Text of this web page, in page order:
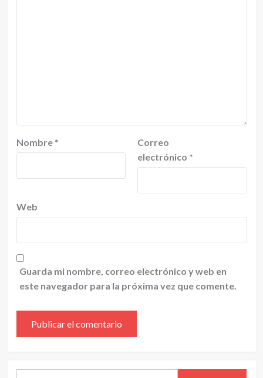
Nombre *
Correo
electrónico *
Web
Guarda mi nombre, correo electrónico y web en
este navegador para la próxima vez que comente.